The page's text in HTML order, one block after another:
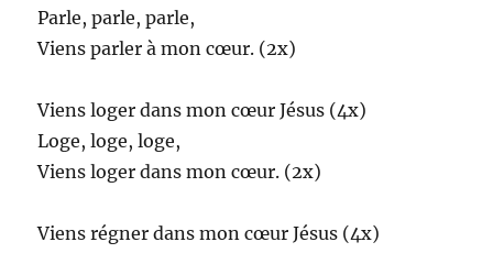
Parle, parle, parle,
Viens parler à mon cœur. (2x)
Viens loger dans mon cœur Jésus (4x)
Loge, loge, loge,
Viens loger dans mon cœur. (2x)
Viens régner dans mon cœur Jésus (4x)